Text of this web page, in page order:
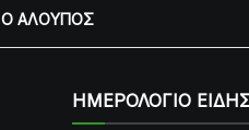
Ο ΑΛΟΥΠΟΣ
ΗΜΕΡΟΛΟΓΙΟ